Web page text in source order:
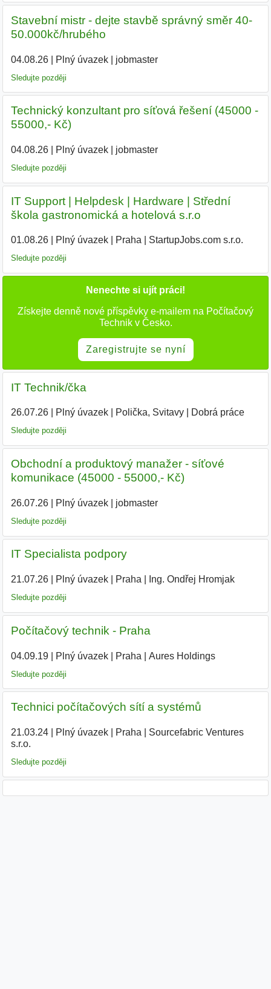
Stavební mistr - dejte stavbě správný směr 40-
50.000kč/hrubého
04.08.26| Plný úvazek| jobmaster
Sledujte později
Technický konzultant pro síťová řešení (45000 -
55000,- Kč)
04.08.26| Plný úvazek| jobmaster
Sledujte později
IT Support | Helpdesk | Hardware | Střední
škola gastronomická a hotelová s.r.o
01.08.26| Plný úvazek| Praha StartupJobs.com s.r.o.
Sledujte později
Nenechte si ujít práci!
Získejte denně nové příspěvky e-mailem na Počítačový
Technik v Česko.
Zaregistrujte se nyní
IT Technik/čka
26.07.26| Plný úvazek| Polička, Svitavy| Dobrá práce
Sledujte později
Obchodní a produktový manažer - síťové
komunikace (45000 - 55000,- Kč)
26.07.26| Plný úvazek| jobmaster
Sledujte později
IT Specialista podpory
21.07.26| Plný úvazek| Praha Ing. Ondřej Hromjak|
Sledujte později
Počítačový technik - Praha
04.09.19| Plný úvazek| Praha Aures Holdings|
Sledujte později
Technici počítačových sítí a systémů
21.03.24| Plný úvazek| Praha
Sourcefabric Ventures
s.r.o.
Sledujte později